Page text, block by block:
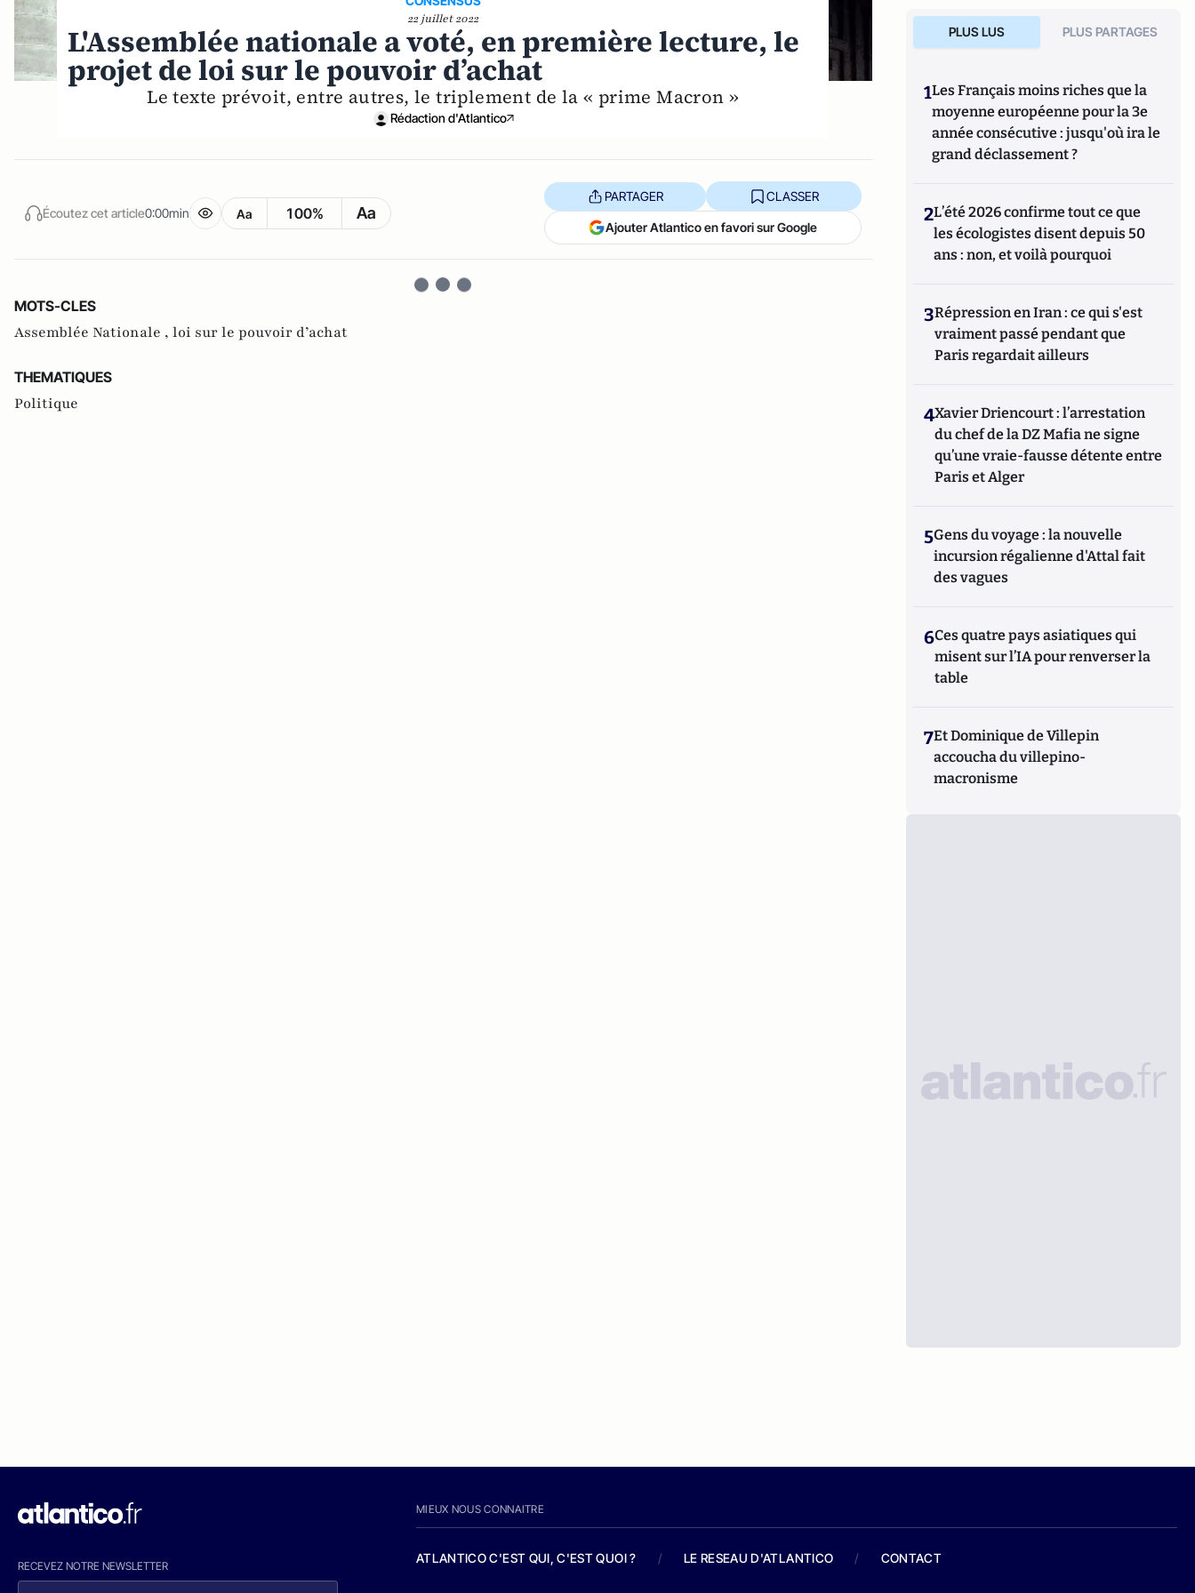
22 juillet 2022
L'Assemblée nationale a voté, en première lecture, le
projet de loi sur le pouvoir d’achat
Le texte prévoit, entre autres, le triplement de la « prime Macron »
Rédaction d'Atlantico
Écoutez cet article0:00min Aa 100% Aa
PARTAGER CLASSER
Ajouter Atlantico en favori sur Google
MOTS-CLES
Assemblée Nationale , loi sur le pouvoir d’achat
THEMATIQUES
Politique
PLUS LUS PLUS PARTAGES
1Les Français moins riches que la
moyenne européenne pour la 3e
année consécutive : jusqu'où ira le
grand déclassement ?
2L’été 2026 confirme tout ce que
les écologistes disent depuis 50
ans : non, et voilà pourquoi
3Répression en Iran : ce qui s'est
vraiment passé pendant que
Paris regardait ailleurs
4Xavier Driencourt : l’arrestation
du chef de la DZ Mafia ne signe
qu’une vraie-fausse détente entre
Paris et Alger
5Gens du voyage : la nouvelle
incursion régalienne d'Attal fait
des vagues
6Ces quatre pays asiatiques qui
misent sur l’IA pour renverser la
table
7Et Dominique de Villepin
accoucha du villepino-
macronisme
RECEVEZ NOTRE NEWSLETTER
MIEUX NOUS CONNAITRE
ATLANTICO C'EST QUI, C'EST QUOI ? / LE RESEAU D'ATLANTICO / CONTACT